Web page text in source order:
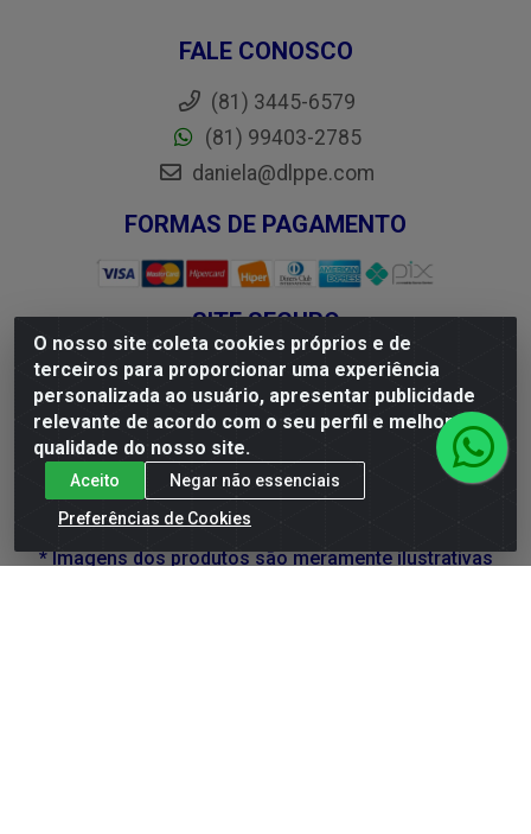
O nosso site coleta cookies próprios e de
terceiros para proporcionar uma experiência
personalizada ao usuário, apresentar publicidade
relevante de acordo com o seu perfil e melhorar a
qualidade do nosso site.
Aceito
Negar não essenciais
Preferências de Cookies
FALE CONOSCO
(81) 3445-6579
(81) 99403-2785
daniela@dlppe.com
FORMAS DE PAGAMENTO
SITE SEGURO
SE BEBER, NÃO DIRIJA. APRECIE COM MODERAÇÃO.
A VENDA DE BEBIDAS ALCOÓLICAS É PROIBIDA
PARA MENORES DE 18 ANOS.
* Imagens dos produtos são meramente ilustrativas